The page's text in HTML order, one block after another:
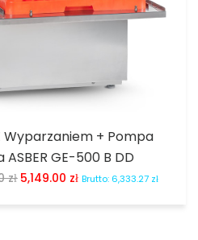
Wyparzaniem + Pompa
ASBER GE-500 B DD
zł 5,149.00 zł Brutto: 6,333.27 zł